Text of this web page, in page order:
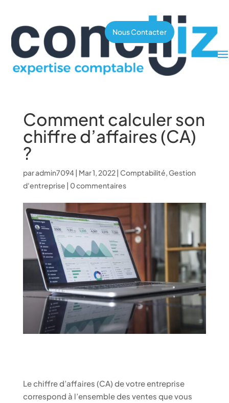
Nous Contacter
Comment calculer son
chiffre d’affaires (CA)
?
paradmin7094| Mar 1, 2022| Comptabilité, Gestion
d'entreprise | 0 commentaires
Le chiffre d’affaires (CA) de votre entreprise
correspond à l’ensemble des ventes que vous